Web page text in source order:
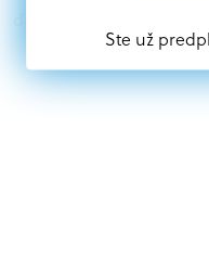
Oprávnení partneri:
Akákoľvek právnická
Ste už